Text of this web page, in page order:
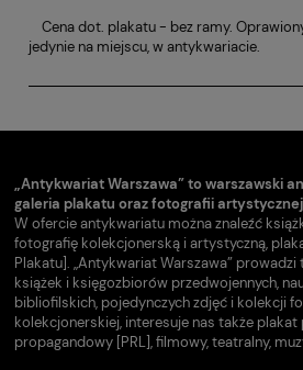
Cena dot. plakatu - bez ramy.
jedynie na miejscu, w antykwariacie.
„Antykwariat Warszawa” to warszawski
galeria plakatu oraz fotografii
W ofercie antykwariatu można znaleźć
fotografię kolekcjonerską i artystyczną,
Plakatu]. „Antykwariat Warszawa” prowadzi
książek i księgozbiorów przedwojennych,
bibliofilskich, pojedynczych zdjęć i kolekcji
kolekcjonerskiej, interesuje nas także plakat
propagandowy [PRL], filmowy, teatralny,